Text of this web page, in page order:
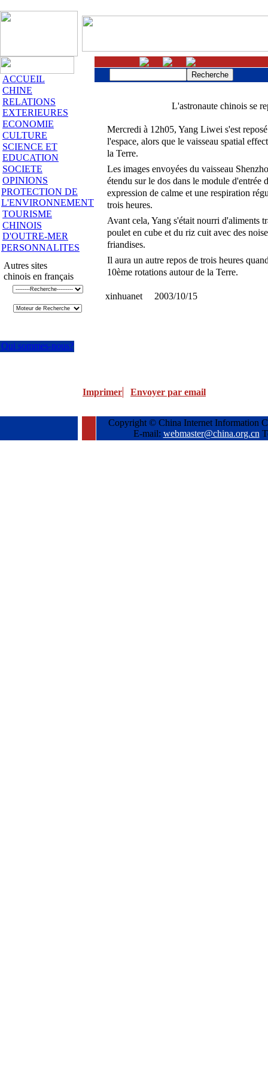
ACCUEIL
CHINE
RELATIONS
EXTERIEURES
ECONOMIE
CULTURE
SCIENCE ET
EDUCATION
SOCIETE
OPINIONS
PROTECTION DE
L'ENVIRONNEMENT
TOURISME
CHINOIS
D'OUTRE-MER
PERSONNALITES
Autres sites
chinois en français
Qui sommes-nous?
L'astronaute chinois se
Mercredi à 12h05, Yang Liwei s'est
l'espace, alors que le vaisseau spatial
la Terre.
Les images envoyées du vaisseau
étendu sur le dos dans le module d'entrée
expression de calme et une respiration
trois heures.
Avant cela, Yang s'était nourri d'aliments
poulet en cube et du riz cuit avec des
friandises.
Il aura un autre repos de trois heures
10ème rotations autour de la Terre.
xinhuanet 2003/10/15
Imprimer Envoyer par email
Copyright © China Internet Information
E-mail: webmaster@china.org.cn